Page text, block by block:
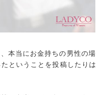
本当にお金持ちの男性の場
ということを投稿したりは